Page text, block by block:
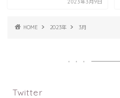
2023年3月9日
HOME 2023年 3月
Twitter